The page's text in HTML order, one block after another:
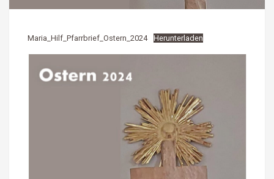
Maria_Hilf_Pfarrbrief_Ostern_2024 Herunterladen